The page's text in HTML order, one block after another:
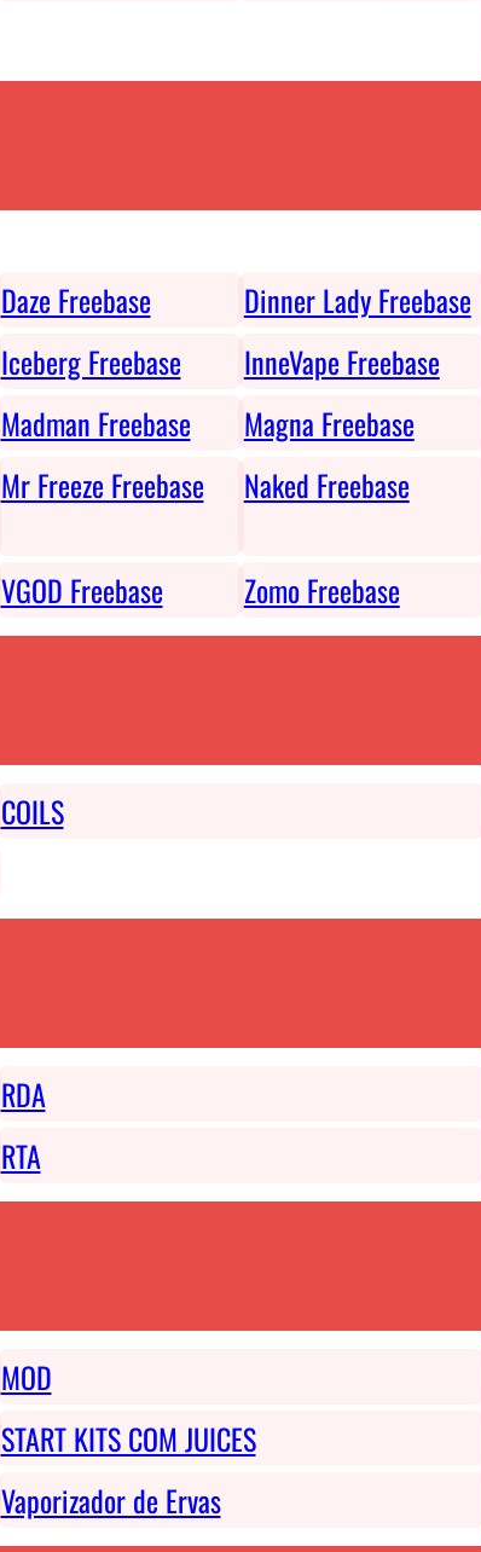
Daze Freebase
Dinner Lady Freebase
Iceberg Freebase
InneVape Freebase
Madman Freebase
Magna Freebase
Mr Freeze Freebase Naked Freebase
VGOD Freebase Zomo Freebase
COILS
RDA
RTA
MOD
START KITS COM JUICES
Vaporizador de Ervas